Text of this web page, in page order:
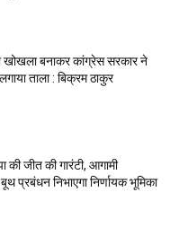
खोखला बनाकर कांग्रेस सरकार ने
ताला : बिक्रम ठाकुर
की जीत की गारंटी, आगामी
प्रबंधन निभाएगा निर्णायक भूमिका